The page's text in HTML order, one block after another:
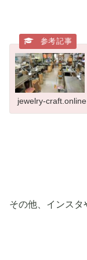
jewelry-craft.online
その他、インスタ